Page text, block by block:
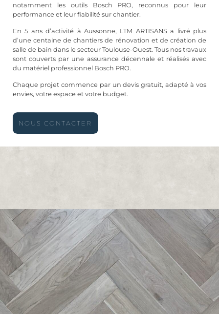
notamment les outils Bosch PRO, reconnus pour leur
performance et leur fiabilité sur chantier.
En 5 ans d’activité à Aussonne, LTM ARTISANS a livré plus
d’une centaine de chantiers de rénovation et de création de
salle de bain dans le secteur Toulouse-Ouest. Tous nos travaux
sont couverts par une assurance décennale et réalisés avec
du matériel professionnel Bosch PRO.
Chaque projet commence par un devis gratuit, adapté à vos
envies, votre espace et votre budget.
NOUS CONTACTER